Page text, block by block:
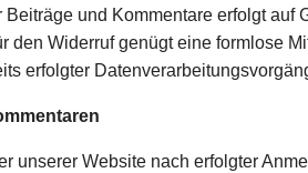
Beiträge und Kommentare erfolgt
den Widerruf genügt eine formlose
erfolgter
unserer Website nach erfolgter